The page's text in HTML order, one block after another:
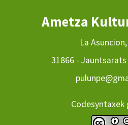
Ametza
La
31866 -
Codesyntaxek